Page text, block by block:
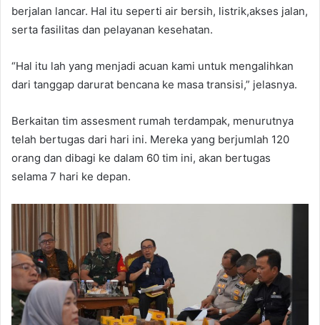
berjalan lancar. Hal itu seperti air bersih, listrik,akses jalan,
serta fasilitas dan pelayanan kesehatan.
“Hal itu lah yang menjadi acuan kami untuk mengalihkan
dari tanggap darurat bencana ke masa transisi,” jelasnya.
Berkaitan tim assesment rumah terdampak, menurutnya
telah bertugas dari hari ini. Mereka yang berjumlah 120
orang dan dibagi ke dalam 60 tim ini, akan bertugas
selama 7 hari ke depan.